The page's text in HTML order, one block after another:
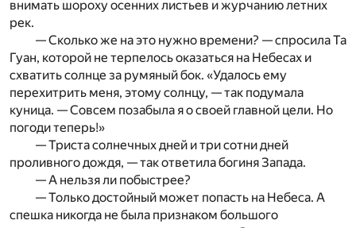
внимать шороху осенних листьев и журчанию летних
рек.
— Сколько же на это нужно времени? — спросила Та
Гуан, которой не терпелось оказаться на Небесах и
схватить солнце за румяный бок. «Удалось ему
перехитрить меня, этому солнцу, — так подумала
куница. — Совсем позабыла я о своей главной цели. Но
погоди теперь!»
— Триста солнечных дней и три сотни дней
проливного дождя, — так ответила богиня Запада.
— А нельзя ли побыстрее?
— Только достойный может попасть на Небеса. А
спешка никогда не была признаком большого